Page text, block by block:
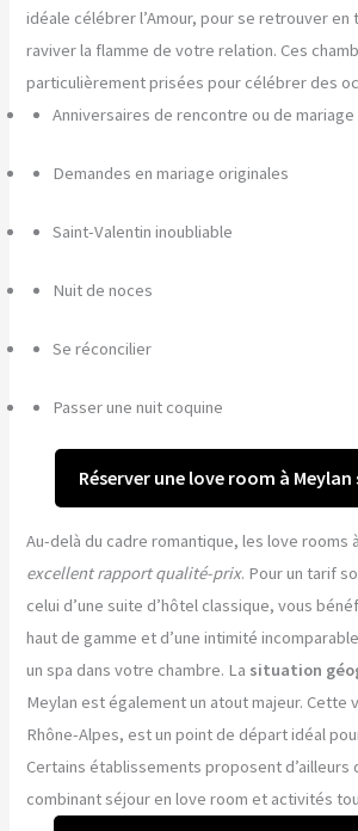
idéale célébrer l’Amour, pour se retrouver
raviver la flamme de votre relation. Ces
particulièrement prisées pour célébrer des
Anniversaires de rencontre ou de mariage
Demandes en mariage originales
Saint-Valentin inoubliable
Nuit de noces
Se réconcilier
Passer une nuit coquine
Réserver une love room à
Au-delà du cadre romantique, les love rooms
excellent rapport qualité-prix. Pour un tarif
celui d’une suite d’hôtel classique, vous
haut de gamme et d’une intimité
un spa dans votre chambre. La situation
Meylan est également un atout majeur. Cette
Rhône-Alpes, est un point de départ idéal
Certains établissements proposent d’ailleurs
combinant séjour en love room et activités